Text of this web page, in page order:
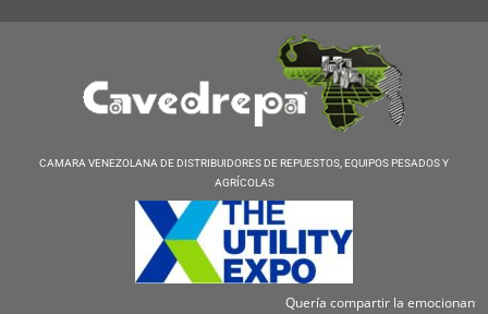
CAMARA VENEZOLANA DE DISTRIBUIDORES DE REPUESTOS, EQUIPOS PESADOS Y
AGRÍCOLAS
Quería compartir la emocionante